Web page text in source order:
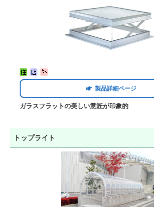
製品詳細ページ
ガラスフラットの美しい意匠が印象的
トップライト